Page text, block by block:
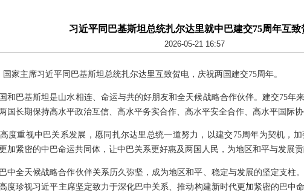
习近平同巴基斯坦总统扎尔达里就中巴建交75周年互致
2026-05-21 16:57
国家主席习近平同巴基斯坦总统扎尔达里互致贺电，庆祝两国建交75周年。
和巴基斯坦是山水相连、命运与共的好朋友和全天候战略合作伙伴。建交75年
国长期保持高水平政治互信、高水平务实合作、高水平安全合作、高水平国际协
度重视中巴关系发展，愿同扎尔达里总统一道努力，以建交75周年为契机，
加紧密的中巴命运共同体，让中巴关系更好惠及两国人民，为地区和平与发展贡
中全天候战略合作伙伴关系历久弥坚，成为地区和平、稳定与发展的坚定支柱
度珍视习近平主席坚定致力于深化巴中关系、推动构建新时代更加紧密的巴中